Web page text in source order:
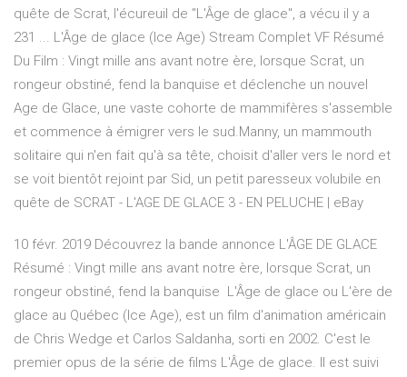
quête de Scrat, l'écureuil de "L'Âge de glace", a vécu il y a
231 ... L'Âge de glace (Ice Age) Stream Complet VF Résumé
Du Film : Vingt mille ans avant notre ère, lorsque Scrat, un
rongeur obstiné, fend la banquise et déclenche un nouvel
Age de Glace, une vaste cohorte de mammifères s'assemble
et commence à émigrer vers le sud.Manny, un mammouth
solitaire qui n'en fait qu'à sa tête, choisit d'aller vers le nord et
se voit bientôt rejoint par Sid, un petit paresseux volubile en
quête de SCRAT - L'AGE DE GLACE 3 - EN PELUCHE | eBay
10 févr. 2019 Découvrez la bande annonce L'ÂGE DE GLACE
Résumé : Vingt mille ans avant notre ère, lorsque Scrat, un
rongeur obstiné, fend la banquise L'Âge de glace ou L'ère de
glace au Québec (Ice Age), est un film d'animation américain
de Chris Wedge et Carlos Saldanha, sorti en 2002. C'est le
premier opus de la série de films L'Âge de glace. Il est suivi